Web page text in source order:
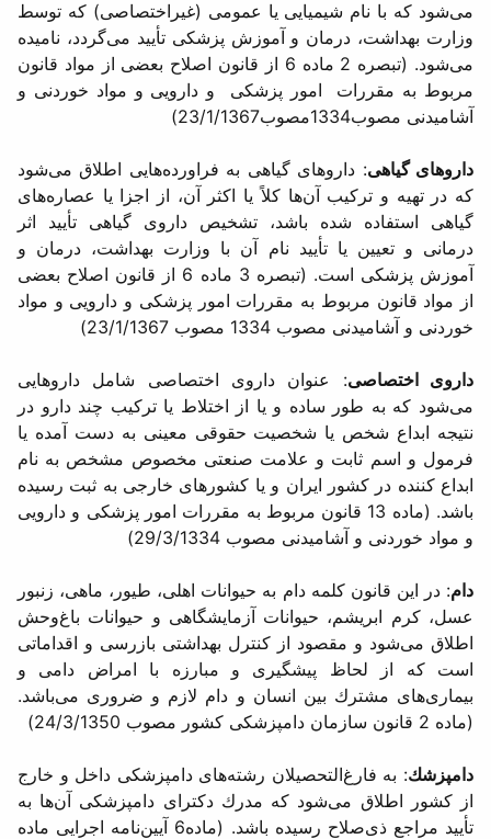
می‌شود که با نام شیمیایی یا عمومی (غیراختصاصی) كه توسط
وزارت بهداشت، درمان و آموزش پزشكی تأیید می‌گردد، نامیده
می‌شود. (تبصره 2 ماده 6 از قانون اصلاح بعضی از مواد قانون
مربوط به مقررات امور پزشكی و دارویی و مواد خوردنی و
آشامیدنی ‌مصوب‌1334مصوب23/1/1367)
داروهای گیاهی: داروهای گیاهی به فراورده‌هایی اطلاق می‌شود
كه در تهیه و تركیب آن‌ها كلاً یا اكثر آن، از اجزا یا عصاره‌های
گیاهی استفاده شده باشد، تشخیص داروی گیاهی تأیید اثر
درمانی و تعیین یا تأیید نام آن با وزارت بهداشت، درمان و
آموزش پزشكی است. (تبصره 3 ماده 6 از قانون اصلاح بعضی
از مواد قانون مربوط به مقررات امور پزشكی و دارویی و مواد
خوردنی و آشامیدنی مصوب 1334 مصوب 23/1/1367)
داروی اختصاصی: عنوان داروی اختصاصی شامل داروهایی
می‌شود كه به طور ساده و یا از اختلاط یا تركیب چند دارو در
نتیجه ابداع شخص یا شخصیت حقوقی معینی به ‌دست ‌آمده یا
فرمول و اسم ثابت و علامت صنعتی مخصوص مشخص به نام
ابداع‌ كننده در كشور ایران و یا كشورهای خارجی به ثبت رسیده
باشد. (ماده 13 قانون مربوط به مقررات امور پزشكی و دارویی
و مواد خوردنی و‌ آشامیدنی مصوب 29/3/1334)
دام: در این قانون كلمه دام به حیوانات اهلی، طیور، ماهی، زنبور
عسل، كرم ابریشم، حیوانات آزمایشگاهی و حیوانات باغ‌وحش
اطلاق می‌شود و مقصود از كنترل بهداشتی بازرسی و اقداماتی
است كه از لحاظ پیشگیری و مبارزه با امراض دامی و
بیماری‌های مشترك بین انسان و دام لازم و ضروری می‌باشد.
(ماده 2 قانون سازمان دامپزشكی كشور مصوب 24/3/1350)
دامپزشك: به فارغ‌التحصیلان رشته‌های دامپزشكی داخل و خارج
از كشور اطلاق می‌شود که مدرك دكترای دامپزشكی آن‌ها به
تأیید مراجع ذی‌صلاح رسیده باشد. (ماده6 آیین‌نامه اجرایی ماده